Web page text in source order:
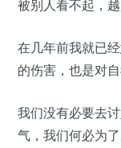
被别人看不起，
在几年前我就已
的伤害，也是对
我们没有必要去
气，我们何必为